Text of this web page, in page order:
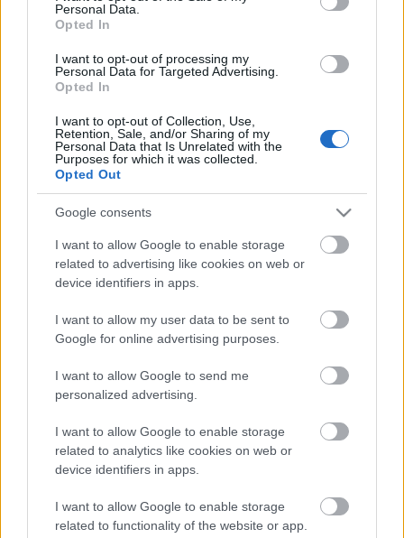
Personal Data.
Opted In
I want to opt-out of processing my
Personal Data for Targeted Advertising.
Opted In
I want to opt-out of Collection, Use,
Retention, Sale, and/or Sharing of my
Personal Data that Is Unrelated with the
Purposes for which it was collected.
Opted Out
Google consents
I want to allow Google to enable storage
related to advertising like cookies on web or
device identifiers in apps.
I want to allow my user data to be sent to
Google for online advertising purposes.
I want to allow Google to send me
personalized advertising.
I want to allow Google to enable storage
related to analytics like cookies on web or
device identifiers in apps.
I want to allow Google to enable storage
related to functionality of the website or app.
szinkronrendezővel (I. rész)
merlinicus•2013. szeptember 30.
gyakrabban találkozhatunk a stáblistákon - főleg
mozis szinkronok kapcsán. Legtöbben akkor
találkozunk vele és munkájával, mikor egy-egy
képregényfilmet nézünk. Személyében egy vidám,
segítőkész és végtelenül profi embert…
Vasember Három – szinkronkritika
(SPOILERES)
merlinicus 2013. május 12.
vártam az egyik legnépszerűbb szuperhős új
kalandjait. Az előzetesek azonban nem csupán a
félrefordítások miatt okoztak meglepetéseket –
konkrétan félre lettünk vezetve általuk. Azért ez egy
erősen tudatos rendezői…